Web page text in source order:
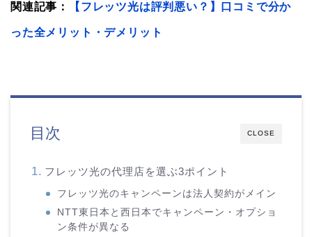
関連記事： 【フレッツ光は評判悪い？】口コミで分か
った全メリット・デメリット
CLOSE
目次
フレッツ光の代理店を選ぶ3ポイント
フレッツ光のキャンペーンは法人契約がメイン
NTT東日本と西日本でキャンペーン・オプショ
ン条件が異なる